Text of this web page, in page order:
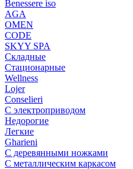
Benessere iso
AGA
OMEN
CODE
SKYY SPA
Складные
Стационарные
Wellness
Lojer
Conselieri
С электроприводом
Недорогие
Легкие
Gharieni
С деревянными ножками
С металлическим каркасом